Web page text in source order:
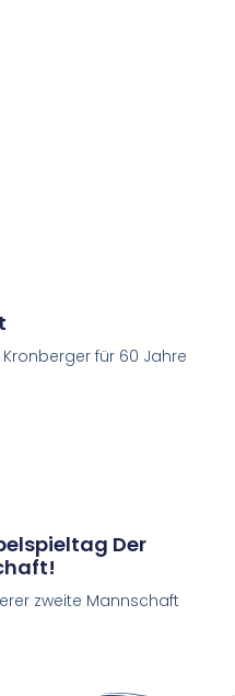
für 60 Jahre
Der
zweite Mannschaft